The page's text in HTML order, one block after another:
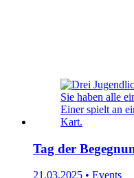
Tag der
21.03.2025 • Events